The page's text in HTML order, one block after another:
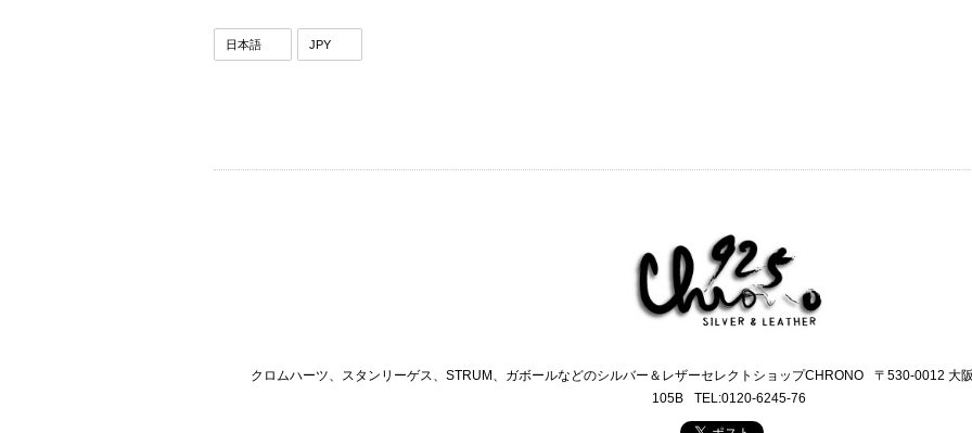
クロムハーツ、スタンリーゲス、STRUM、ガボールなどのシルバー＆レザーセレクトショップCHRONO
〒530-0012 大
105B
TEL:0120-6245-76